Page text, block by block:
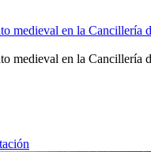
medieval en la Cancillería
medieval en la Cancillería